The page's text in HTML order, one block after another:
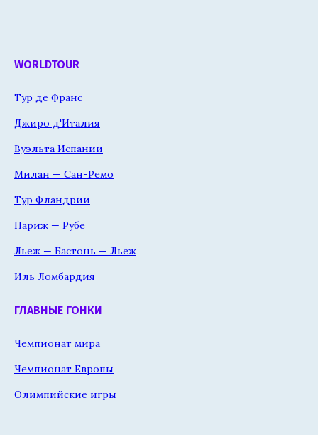
WORLDTOUR
Тур де Франс
Джиро д'Италия
Вуэльта Испании
Милан — Сан-Ремо
Тур Фландрии
Париж — Рубе
Льеж — Бастонь — Льеж
Иль Ломбардия
ГЛАВНЫЕ ГОНКИ
Чемпионат мира
Чемпионат Европы
Олимпийские игры